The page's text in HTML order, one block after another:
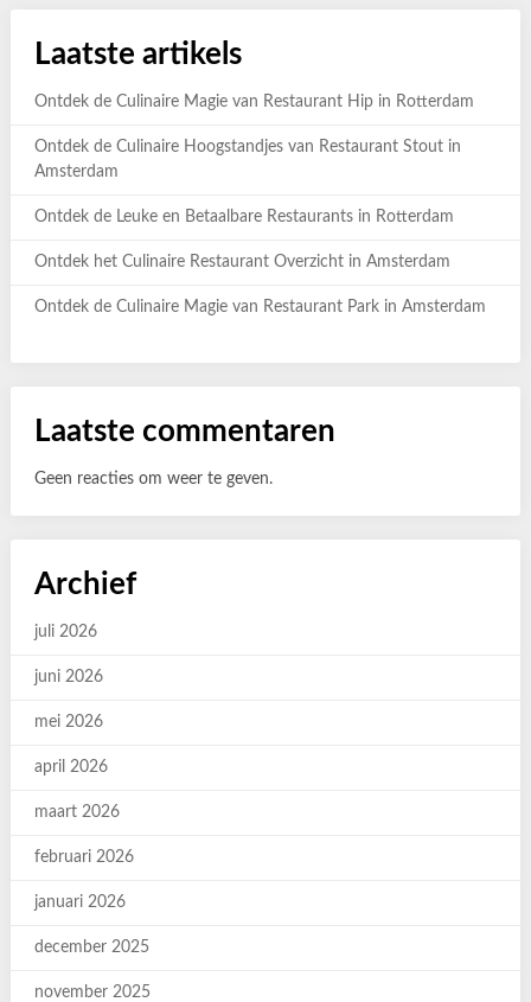
Laatste artikels
Ontdek de Culinaire Magie van Restaurant Hip in Rotterdam
Ontdek de Culinaire Hoogstandjes van Restaurant Stout in
Amsterdam
Ontdek de Leuke en Betaalbare Restaurants in Rotterdam
Ontdek het Culinaire Restaurant Overzicht in Amsterdam
Ontdek de Culinaire Magie van Restaurant Park in Amsterdam
Laatste commentaren
Geen reacties om weer te geven.
Archief
juli 2026
juni 2026
mei 2026
april 2026
maart 2026
februari 2026
januari 2026
december 2025
november 2025